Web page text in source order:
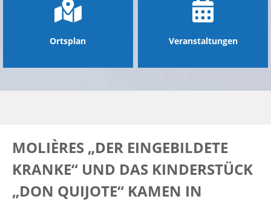
Ortsplan Veranstaltungen
MOLIÈRES „DER EINGEBILDETE
KRANKE“ UND DAS KINDERSTÜCK
„DON QUIJOTE“ KAMEN IN